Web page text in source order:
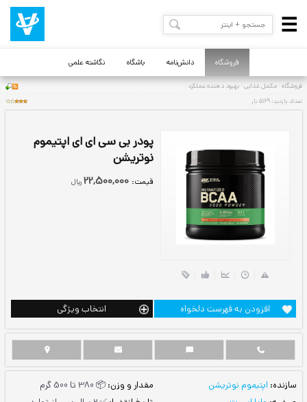
فروشگاه دانش‌نامه باشگاه نگاشته علمی
پودر بی سی ای ای اپتیموم
نوتریشن